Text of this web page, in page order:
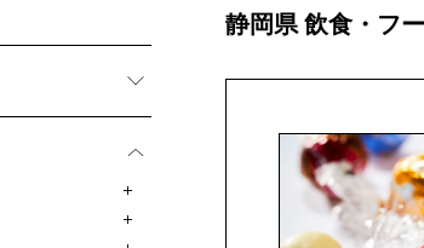
静岡県 飲食・フ